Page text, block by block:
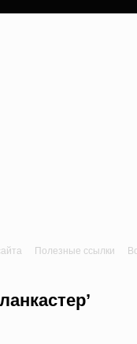
Полезные ссылки